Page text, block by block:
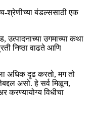
श्रेणीच्या बंडल्ससाठी एक
उत्पादनाच्या उगमाच्या कथा
निष्ठा वाढते आणि
अधिक दृढ करतो, मग तो
असो. हे सर्व मिळून,
विधीचा